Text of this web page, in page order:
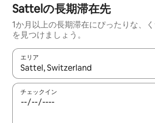
Sattelの長期滞在先
1か月以上の長期滞在にぴったりな、
を見つけましょう。
エリア
検索結果が表示されたら、上下の矢印キ
チェックイン